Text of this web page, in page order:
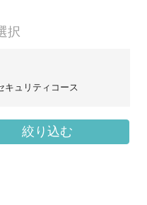
択
キュリティコース
絞り込む